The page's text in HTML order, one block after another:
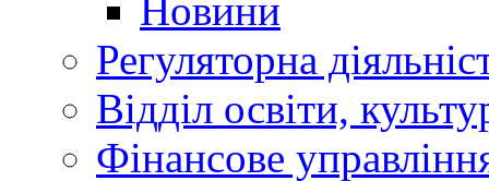
Новини
Регуляторна
Відділ освіти,
Фінансове